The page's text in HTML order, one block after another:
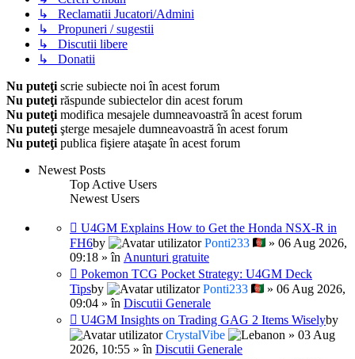
↳ Reclamatii Jucatori/Admini
↳ Propuneri / sugestii
↳ Discutii libere
↳ Donatii
Nu puteţiscrie subiecte noi în acest forum
Nu puteţirăspunde subiectelor din acest forum
Nu puteţimodifica mesajele dumneavoastră în acest forum
Nu puteţişterge mesajele dumneavoastră în acest forum
Nu puteţipublica fişiere ataşate în acest forum
Newest Posts
Top Active Users
Newest Users
U4GM Explains How to Get the Honda NSX-R in
FH6by Ponti233
» 06 Aug 2026,
09:18 » în Anunturi gratuite
Pokemon TCG Pocket Strategy: U4GM Deck
Tipsby Ponti233
» 06 Aug 2026,
09:04 » în Discutii Generale
U4GM Insights on Trading GAG 2 Items Wiselyby
CrystalVibe
» 03 Aug
2026, 10:55 » în Discutii Generale